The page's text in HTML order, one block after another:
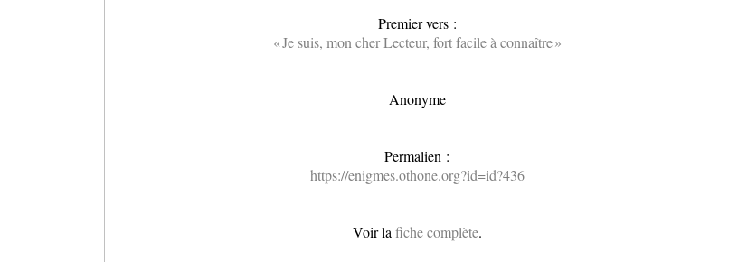
Premier vers :
« Je suis, mon cher Lecteur, fort facile à connaître »
Anonyme
Permalien :
https://enigmes.othone.org?id=id?436
Voir la fiche complète.